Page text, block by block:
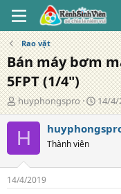
Rao vặt
Bán máy bơm
5FPT (1/4")
T
á
c
g
ả
huyphongspro
N
g
à
y
g
14/4/
H Thành viên
14/4/2019